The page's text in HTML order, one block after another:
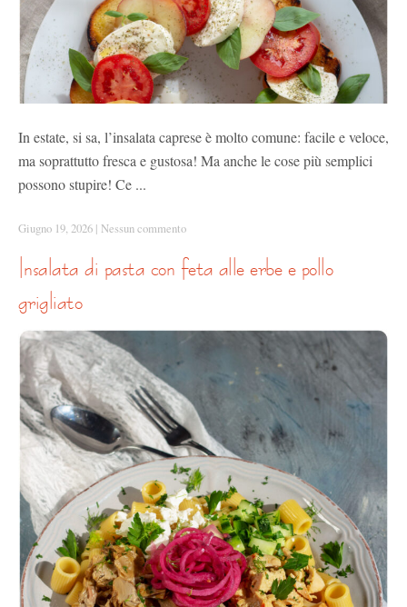
In estate, si sa, l’insalata caprese è molto comune: facile e veloce,
ma soprattutto fresca e gustosa! Ma anche le cose più semplici
possono stupire! Ce ...
Giugno 19, 2026 | Nessun commento
grigliato